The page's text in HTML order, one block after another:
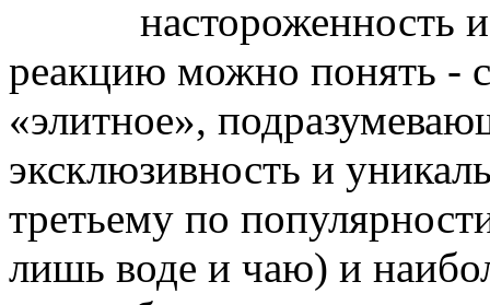
настороженность
реакцию можно понять -
«элитное»,
эксклюзивность и
третьему по
лишь воде и чаю) и